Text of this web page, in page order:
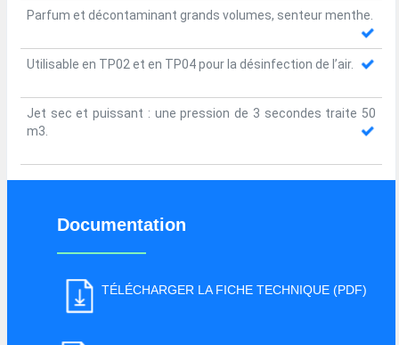
Parfum et décontaminant grands volumes, senteur menthe.
Utilisable en TP02 et en TP04 pour la désinfection de l’air.
Jet sec et puissant : une pression de 3 secondes traite 50
m3.
Documentation
TÉLÉCHARGER LA FICHE TECHNIQUE (PDF)